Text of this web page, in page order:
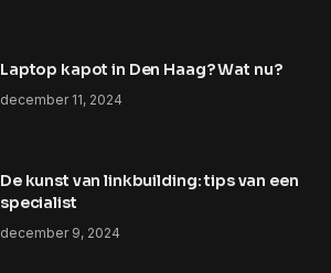
Laptop kapot in Den Haag? Wat nu?
december 11, 2024
De kunst van linkbuilding: tips van een
specialist
december 9, 2024